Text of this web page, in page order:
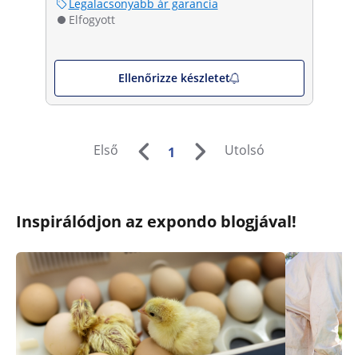
Legalacsonyabb ár garancia
Elfogyott
Ellenőrizze készletet
Első 1 Utolsó
Inspirálódjon az expondo blogjával!